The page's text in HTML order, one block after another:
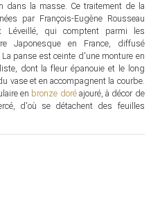
dans la masse. Ce traitement de la
par François-Eugène Rousseau
Léveillé, qui comptent parmi les
Japonesque en France, diffusé
panse est ceinte d'une monture en
dont la fleur épanouie et le long
vase et en accompagnent la courbe.
en bronze doréajouré, à décor de
d'où se détachent des feuilles